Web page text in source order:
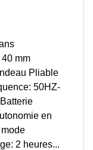
mm
Pliable
50HZ-
en
2 heures...